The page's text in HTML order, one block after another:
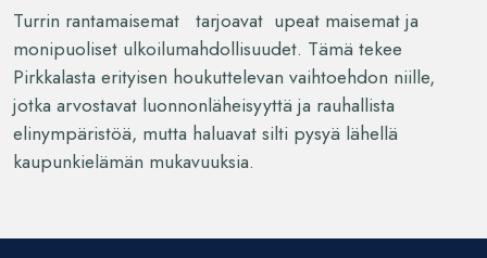
Turrin rantamaisemat tarjoavat upeat maisemat ja
monipuoliset ulkoilumahdollisuudet. Tämä tekee
Pirkkalasta erityisen houkuttelevan vaihtoehdon niille,
jotka arvostavat luonnonläheisyyttä ja rauhallista
elinympäristöä, mutta haluavat silti pysyä lähellä
kaupunkielämän mukavuuksia.